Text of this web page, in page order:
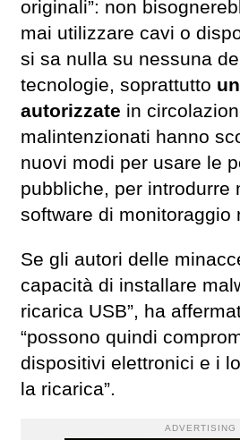
originali”: non
mai utilizzare cavi o
si sa nulla su nessuna
tecnologie, soprattutto
autorizzate in
malintenzionati hanno
nuovi modi per usare le
pubbliche, per introdurre
software di monitoraggio
Se gli autori delle
capacità di installare
ricarica USB”, ha
“possono quindi
dispositivi elettronici e i
la ricarica”.
ADVERTISING